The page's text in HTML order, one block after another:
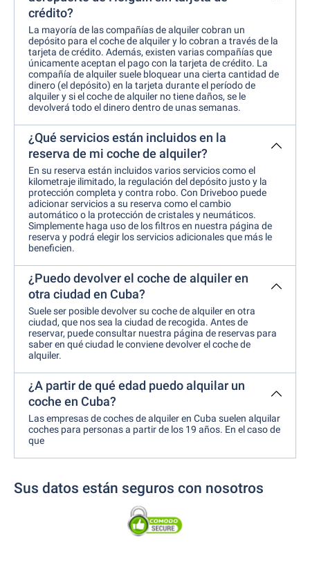
crédito?
La mayoría de las compañías de alquiler cobran un
depósito para el coche de alquiler y lo cobran a través de la
tarjeta de crédito. Además, existen varias compañías que
únicamente aceptan el pago con la tarjeta de crédito. La
compañía de alquiler suele bloquear una cierta cantidad de
dinero (el depósito) en la tarjeta durante el período de
alquiler y si el coche de alquiler no tiene daños, se le
devolverá todo el dinero dentro de unas semanas.
¿Qué servicios están incluidos en la
reserva de mi coche de alquiler?
En su reserva están incluidos varios servicios como el
kilometraje ilimitado, la regulación del depósito justo y la
protección completa y contra robo. Con Driveboo puede
adicionar servicios a su reserva como el cambio
automático o la protección de cristales y neumáticos.
Simplemente haga uso de los filtros en nuestra página de
reserva y podrá elegir los servicios adicionales que más le
beneficien.
¿Puedo devolver el coche de alquiler en
otra ciudad en Cuba?
Suele ser posible devolver su coche de alquiler en otra
ciudad, que nos sea la ciudad de recogida. Antes de
reservar, puede consultar nuestra página de reservas para
saber en qué ciudad le conviene devolver el coche de
alquiler.
¿A partir de qué edad puedo alquilar un
coche en Cuba?
Las empresas de coches de alquiler en Cuba suelen alquilar
coches para personas a partir de los 19 años. En el caso de
que
Sus datos están seguros con nosotros